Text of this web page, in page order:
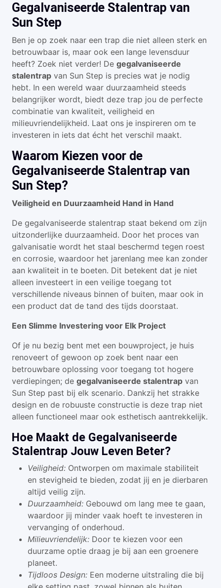
Gegalvaniseerde Stalentrap van
Sun Step
Ben je op zoek naar een trap die niet alleen sterk en
betrouwbaar is, maar ook een lange levensduur
heeft? Zoek niet verder! De gegalvaniseerde
stalentrap van Sun Step is precies wat je nodig
hebt. In een wereld waar duurzaamheid steeds
belangrijker wordt, biedt deze trap jou de perfecte
combinatie van kwaliteit, veiligheid en
milieuvriendelijkheid. Laat ons je inspireren om te
investeren in iets dat écht het verschil maakt.
Waarom Kiezen voor de
Gegalvaniseerde Stalentrap van
Sun Step?
Veiligheid en Duurzaamheid Hand in Hand
De gegalvaniseerde stalentrap staat bekend om zijn
uitzonderlijke duurzaamheid. Door het proces van
galvanisatie wordt het staal beschermd tegen roest
en corrosie, waardoor het jarenlang mee kan zonder
aan kwaliteit in te boeten. Dit betekent dat je niet
alleen investeert in een veilige toegang tot
verschillende niveaus binnen of buiten, maar ook in
een product dat de tand des tijds doorstaat.
Een Slimme Investering voor Elk Project
Of je nu bezig bent met een bouwproject, je huis
renoveert of gewoon op zoek bent naar een
betrouwbare oplossing voor toegang tot hogere
verdiepingen; de gegalvaniseerde stalentrap van
Sun Step past bij elk scenario. Dankzij het strakke
design en de robuuste constructie is deze trap niet
alleen functioneel maar ook esthetisch aantrekkelijk.
Hoe Maakt de Gegalvaniseerde
Stalentrap Jouw Leven Beter?
Veiligheid: Ontworpen om maximale stabiliteit
en stevigheid te bieden, zodat jij en je dierbaren
altijd veilig zijn.
Duurzaamheid: Gebouwd om lang mee te gaan,
waardoor jij minder vaak hoeft te investeren in
vervanging of onderhoud.
Milieuvriendelijk: Door te kiezen voor een
duurzame optie draag je bij aan een groenere
planeet.
Tijdloos Design: Een moderne uitstraling die bij